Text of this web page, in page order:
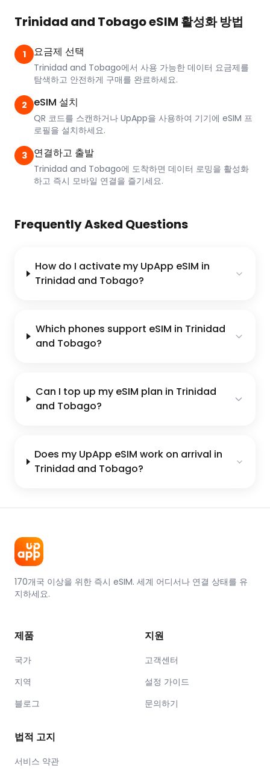
Trinidad and Tobago eSIM 활성화 방법
1 요금제 선택
Trinidad and Tobago에서 사용 가능한 데이터 요금제를
탐색하고 안전하게 구매를 완료하세요.
2 eSIM 설치
QR 코드를 스캔하거나 UpApp을 사용하여 기기에 eSIM 프
로필을 설치하세요.
3 연결하고 출발
Trinidad and Tobago에 도착하면 데이터 로밍을 활성화
하고 즉시 모바일 연결을 즐기세요.
Frequently Asked Questions
How do I activate my UpApp eSIM in
Trinidad and Tobago?
Which phones support eSIM in Trinidad
and Tobago?
Can I top up my eSIM plan in Trinidad
and Tobago?
Does my UpApp eSIM work on arrival in
Trinidad and Tobago?
170개국 이상을 위한 즉시 eSIM. 세계 어디서나 연결 상태를 유
지하세요.
제품
국가
지역
블로그
지원
고객센터
설정 가이드
문의하기
법적 고지
서비스 약관